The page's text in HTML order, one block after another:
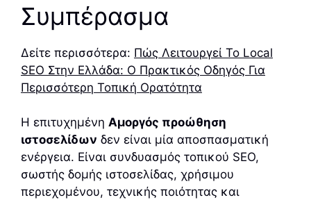
Συμπέρασμα
Δείτε περισσότερα: Πώς Λειτουργεί Το Local
SEO Στην Ελλάδα: Ο Πρακτικός Οδηγός Για
Περισσότερη Τοπική Ορατότητα
Η επιτυχημένη Αμοργός προώθηση
ιστοσελίδων δεν είναι μία αποσπασματική
ενέργεια. Είναι συνδυασμός τοπικού SEO,
σωστής δομής ιστοσελίδας, χρήσιμου
περιεχομένου, τεχνικής ποιότητας και